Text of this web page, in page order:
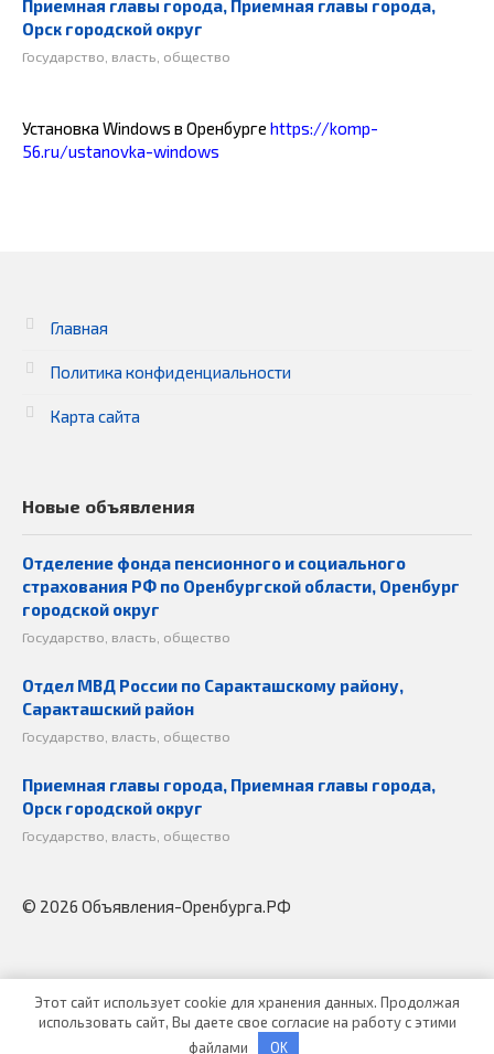
Приемная главы города, Приемная главы города,
Орск городской округ
Государство, власть, общество
Установка Windows в Оренбурге https://komp-
56.ru/ustanovka-windows
Главная
Политика конфиденциальности
Карта сайта
Новые объявления
Отделение фонда пенсионного и социального
страхования РФ по Оренбургской области, Оренбург
городской округ
Государство, власть, общество
Отдел МВД России по Саракташскому району,
Саракташский район
Государство, власть, общество
Приемная главы города, Приемная главы города,
Орск городской округ
Государство, власть, общество
© 2026 Объявления-Оренбурга.РФ
Этот сайт использует cookie для хранения данных. Продолжая
использовать сайт, Вы даете свое согласие на работу с этими
файлами
OK